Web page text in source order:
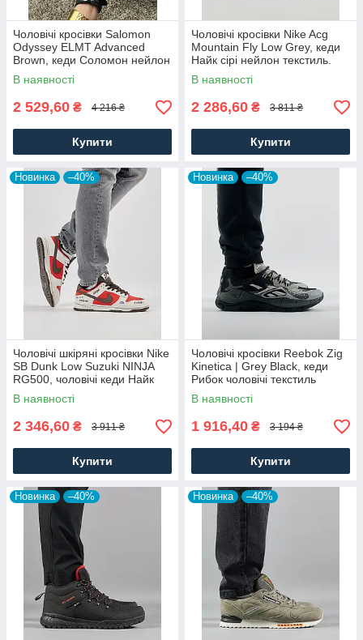
Чоловічі кросівки Salomon
Odyssey ELMT Advanced
Brown, кеди Соломон нейлон
текстиль коричневі, Чоловіче
взуття
В наявності
2 529,60 ₴ 4 216 ₴
Купити
Чоловічі кросівки Nike Acg
Mountain Fly Low Grey, кеди
Найк сірі нейлон текстиль.
Чоловіче взуття
В наявності
2 286,60 ₴ 3 811 ₴
Купити
Новинка –40%
Чоловічі шкіряні кросівки Nike
SB Dunk Low Suzuki NINJA
RG500, чоловічі кеди Найк
червоні, Чоловіче взуття
В наявності
2 346,60 ₴ 3 911 ₴
Купити
Новинка –40%
Чоловічі кросівки Reebok Zig
Kinetica | Grey Black, кеди
Рибок чоловічі текстиль
нейлон сірі. Чоловіче взуття
В наявності
1 916,40 ₴ 3 194 ₴
Купити
Новинка –40% Новинка –40%